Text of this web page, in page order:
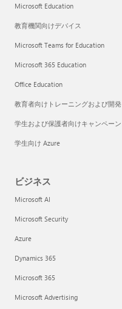
Microsoft Education
教育機関向けデバイス
Microsoft Teams for Education
Microsoft 365 Education
Office Education
教育者向けトレーニングおよび開発
学生および保護者向けキャンペーン
学生向け Azure
ビジネス
Microsoft AI
Microsoft Security
Azure
Dynamics 365
Microsoft 365
Microsoft Advertising